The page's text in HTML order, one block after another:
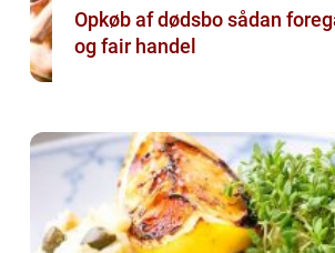
Opkøb af dødsbo sådan foregår en tryg
og fair handel